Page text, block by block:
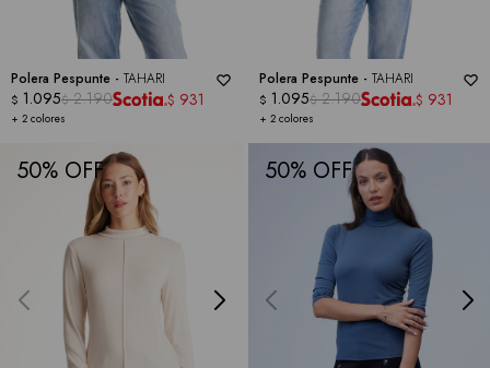
Polera Pespunte - TAHARI
+ 2 colores
$ 1.095$ 2.190 $ 931
Polera Pespunte - TAHARI
+ 2 colores
$ 1.095$ 2.190 $ 931
50 50